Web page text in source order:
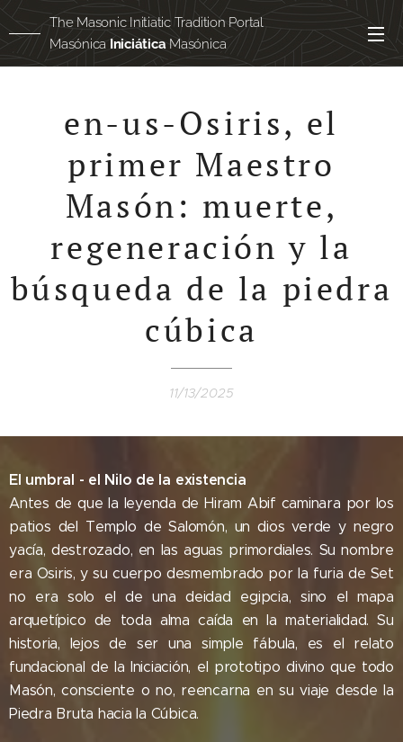
The Masonic Initiatic Tradition Portal
Masónica Iniciática Masónica
Masónicaegipcia
en-us-Osiris, el
primer Maestro
Masón: muerte,
regeneración y la
búsqueda de la piedra
cúbica
11/13/2025
El umbral - el Nilo de la existencia
Antes de que la leyenda de Hiram Abif caminara por los
patios del Templo de Salomón, un dios verde y negro
yacía, destrozado, en las aguas primordiales. Su nombre
era Osiris, y su cuerpo desmembrado por la furia de Set
no era solo el de una deidad egipcia, sino el mapa
arquetípico de toda alma caída en la materialidad. Su
historia, lejos de ser una simple fábula, es el relato
fundacional de la Iniciación, el prototipo divino que todo
Masón, consciente o no, reencarna en su viaje desde la
Piedra Bruta hacia la Cúbica.